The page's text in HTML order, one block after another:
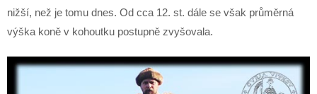
nižší, než je tomu dnes. Od cca 12. st. dále se však průměrná
výška koně v kohoutku postupně zvyšovala.